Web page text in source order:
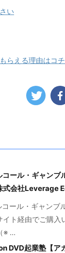
い
らえる理由はコ
ール・ギャン
会社Leverage
ール・ギャン
ト経由でご購
※ ...
DVD起業塾【ア